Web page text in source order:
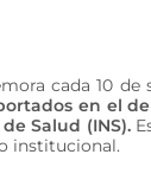
cada 10
en el
Salud (INS).
institucional.